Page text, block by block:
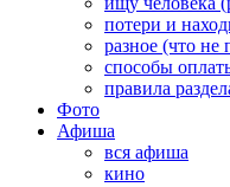
потери и
разное (что не
способы
правила
Фото
Афиша
вся афиша
кино